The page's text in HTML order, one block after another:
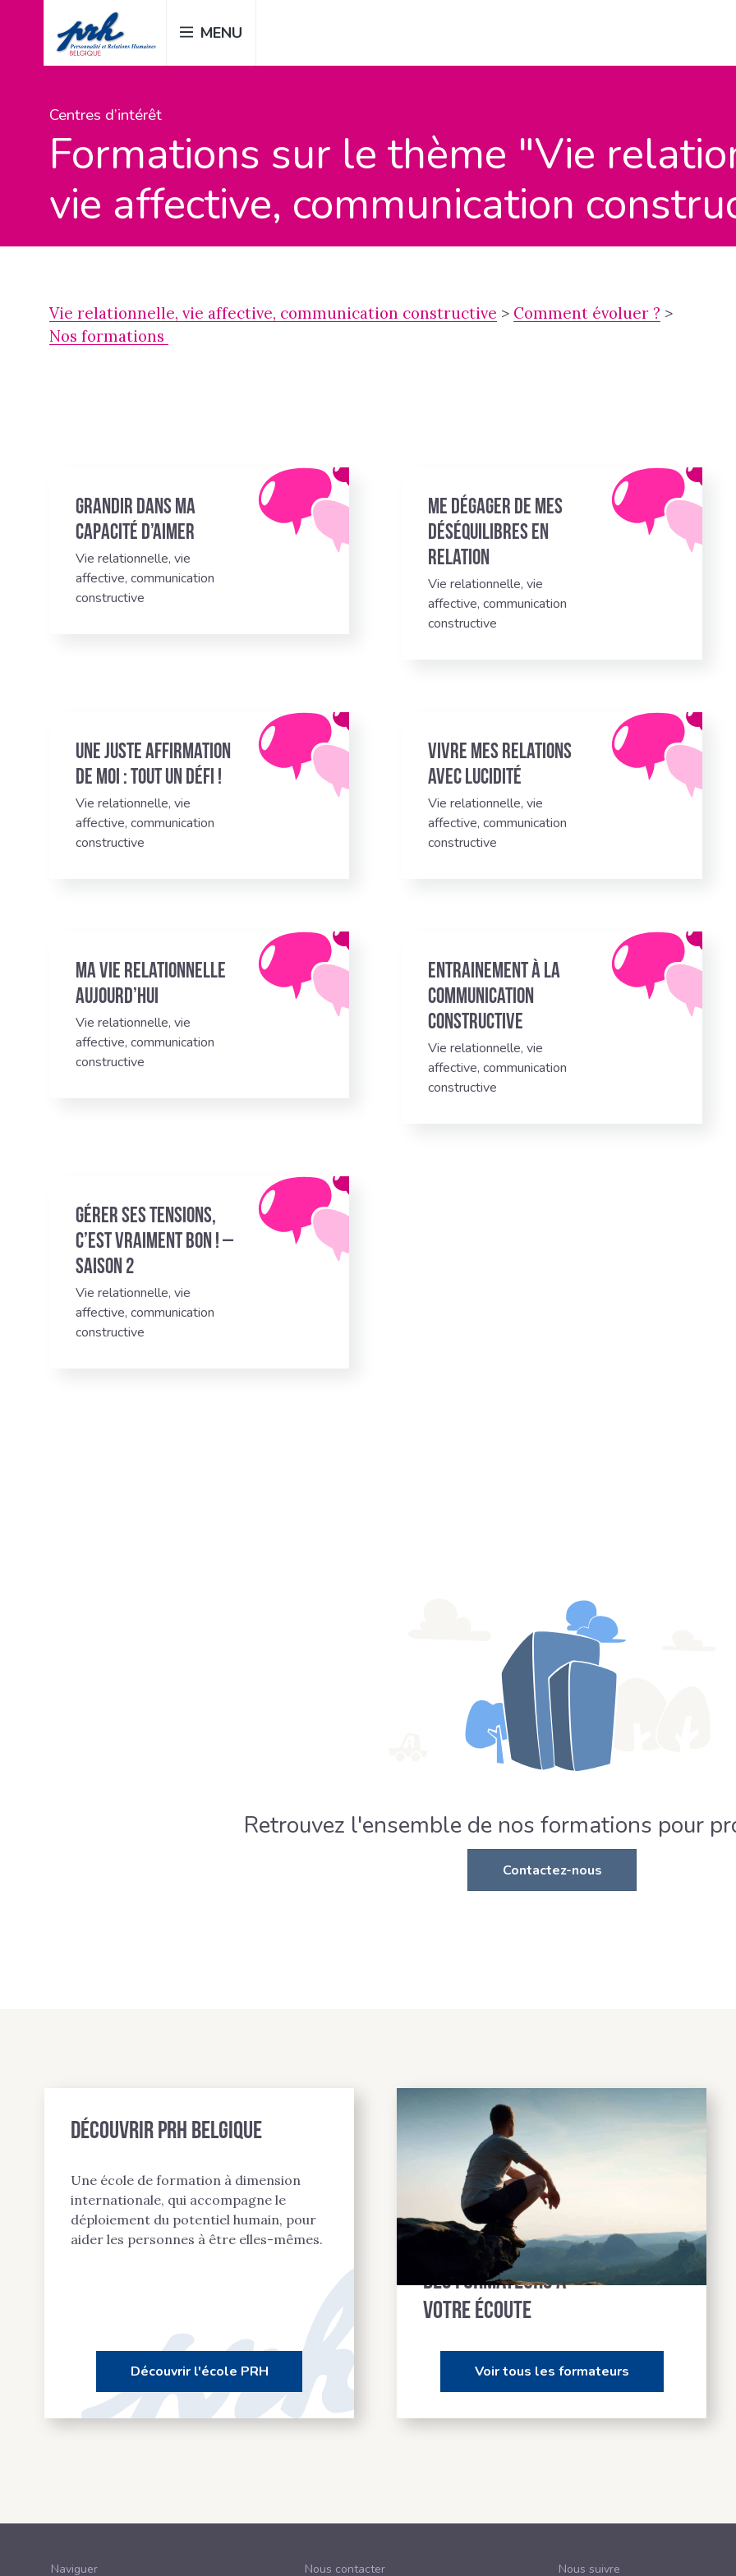
contenu
MENU
Centres d’intérêt
Formations sur le thème "Vie
vie affective, communication
Vie relationnelle, vie affective, communication constructive > Comment évoluer ? >
Nos formations
Grandir dans ma
capacité d’aimer
Vie relationnelle, vie
affective, communication
constructive
Me dégager de mes
déséquilibres en
relation
Vie relationnelle, vie
affective, communication
constructive
Une juste affirmation
de moi : tout un défi !
Vie relationnelle, vie
affective, communication
constructive
Vivre mes relations
avec lucidité
Vie relationnelle, vie
affective, communication
constructive
Ma vie relationnelle
aujourd’hui
Vie relationnelle, vie
affective, communication
constructive
Entrainement à la
communication
constructive
Vie relationnelle, vie
affective, communication
constructive
Gérer ses tensions,
c’est vraiment bon ! –
Saison 2
Vie relationnelle, vie
affective, communication
constructive
Retrouvez l'ensemble de nos formations pour
Contactez-nous
Découvrir PRH BELGIQUE
Une école de formation à dimension
internationale, qui accompagne le
déploiement du potentiel humain, pour
aider les personnes à être elles-mêmes.
Découvrir l'école PRH
Des formateurs à
votre écoute
Voir tous les formateurs
Naviguer
Nous contacter
Nous suivre